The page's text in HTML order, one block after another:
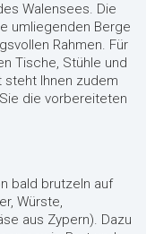
Walensees. Die
umliegenden Berge
Rahmen. Für
Tische, Stühle und
Ihnen zudem
die vorbereiteten
bald brutzeln auf
Würste,
aus Zypern). Dazu